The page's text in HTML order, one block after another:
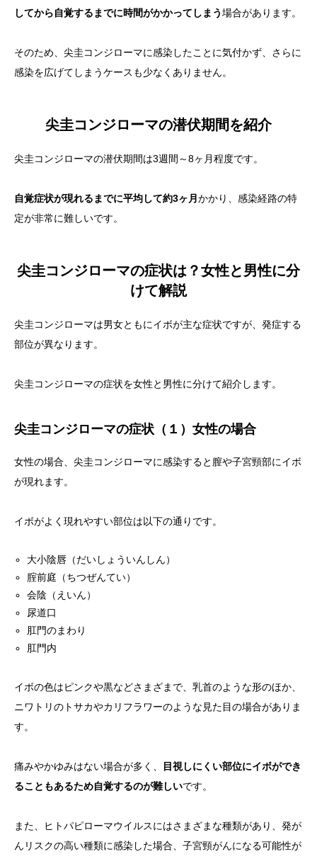
してから自覚するまでに時間がかかってしまう場合があります。
そのため、尖圭コンジローマに感染したことに気付かず、さらに
感染を広げてしまうケースも少なくありません。
尖圭コンジローマの潜伏期間を紹介
尖圭コンジローマの潜伏期間は3週間～8ヶ月程度です。
自覚症状が現れるまでに平均して約3ヶ月 かかり、感染経路の特
定が非常に難しいです。
尖圭コンジローマの症状は？女性と男性に分
けて解説
尖圭コンジローマは男女ともにイボが主な症状ですが、発症する
部位が異なります。
尖圭コンジローマの症状を女性と男性に分けて紹介します。
尖圭コンジローマの症状（１）女性の場合
女性の場合、尖圭コンジローマに感染すると膣や子宮頸部にイボ
が現れます。
イボがよく現れやすい部位は以下の通りです。
大小陰唇（だいしょういんしん）
腟前庭（ちつぜんてい）
会陰（えいん）
尿道口
肛門のまわり
肛門内
イボの色はピンクや黒などさまざまで、乳首のような形のほか、
ニワトリのトサカやカリフラワーのような見た目の場合がありま
す。
痛みやかゆみはない場合が多く、
目視しにくい部位にイボができ
ることもあるため自覚するのが難しいです。
また、ヒトパピローマウイルスにはさまざまな種類があり、発が
んリスクの高い種類に感染した場合、子宮頸がんになる可能性が